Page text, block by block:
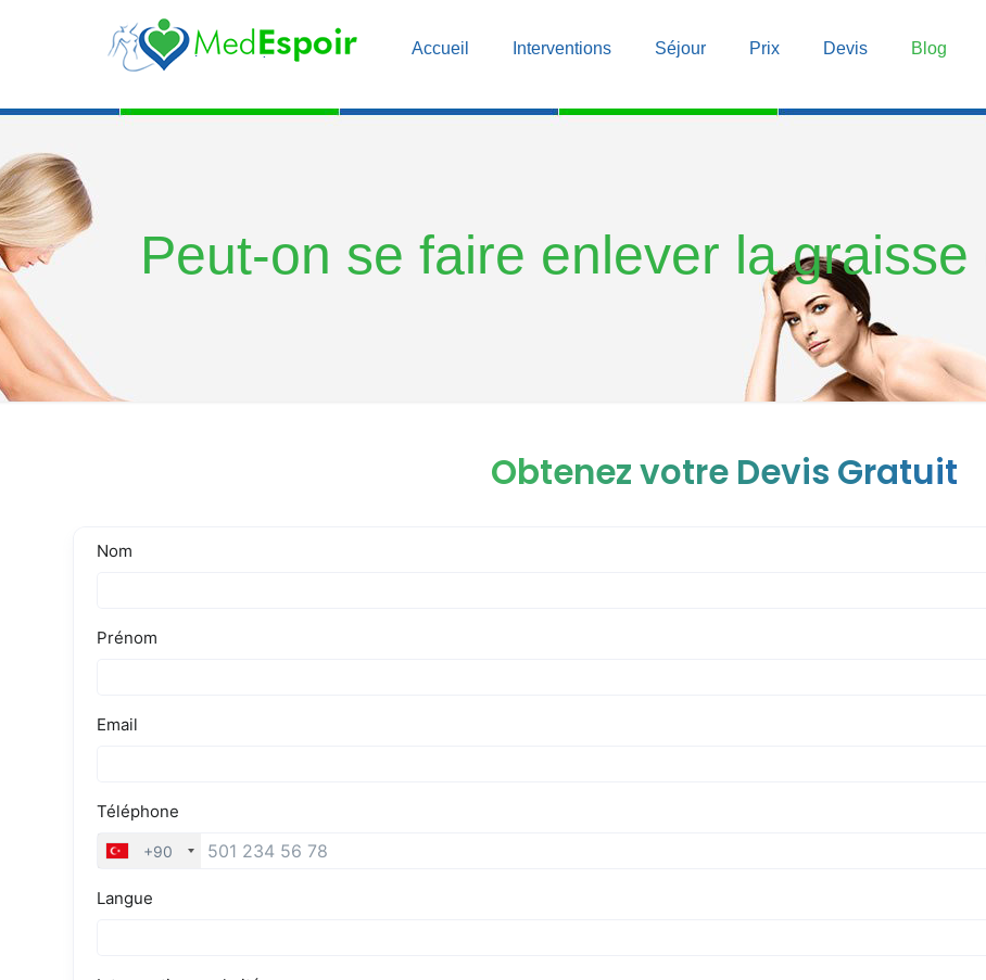
Accueil Interventions Séjour Prix Devis Blog
Peut-on se faire enlever la
Obtenez votre Devis Gratuit